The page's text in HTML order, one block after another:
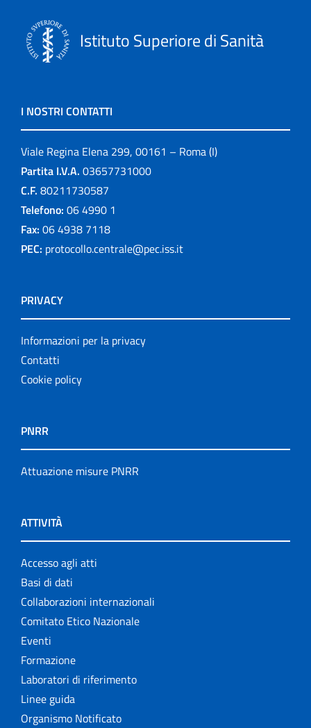
Istituto Superiore di Sanità
I NOSTRI CONTATTI
Viale Regina Elena 299, 00161 – Roma (I)
Partita I.V.A. 03657731000
C.F. 80211730587
Telefono: 06 4990 1
Fax: 06 4938 7118
PEC: protocollo.centrale@pec.iss.it
PRIVACY
Informazioni per la privacy
Contatti
Cookie policy
PNRR
Attuazione misure PNRR
ATTIVITÀ
Accesso agli atti
Basi di dati
Collaborazioni internazionali
Comitato Etico Nazionale
Eventi
Formazione
Laboratori di riferimento
Linee guida
Organismo Notificato